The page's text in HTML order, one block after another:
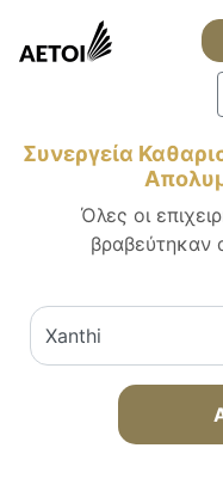
Συνεργεία
Όλες οι
βραβεύτηκαν